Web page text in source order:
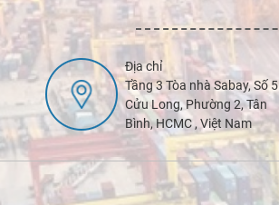
Địa chỉ
Tầng 3 Tòa nhà Sabay, Số 5
Cửu Long, Phường 2, Tân
Bình, HCMC , Việt Nam